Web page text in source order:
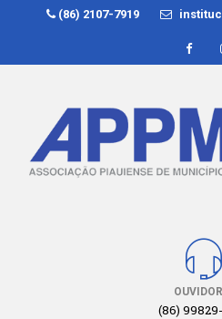
(86) 2107-7919
(86)